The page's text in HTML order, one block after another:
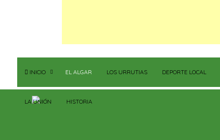
INICIO EL ALGAR LOS URRUTIAS DEPORTE LOCAL
LA UNIÓN HISTORIA